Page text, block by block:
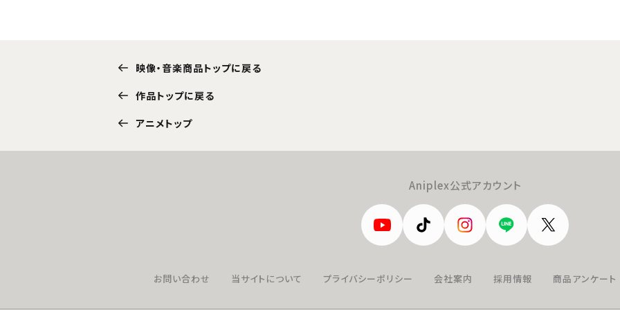
映像・音楽商品トップに戻る
作品トップに戻る
アニメトップ
Aniplex公式アカウント
お問い合わせ 当サイトについて プライバシーポリシー 会社案内 採用情報 商品アンケート